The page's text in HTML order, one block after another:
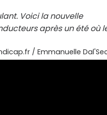
Voici la nouvelle
après un été où
/ Emmanuelle